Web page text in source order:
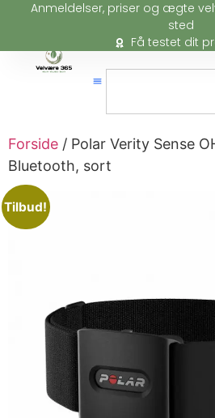
Anmeldelser, priser og ægte
sted
Få testet dit
Forside / Polar Verity Sense
Bluetooth, sort
Tilbud!